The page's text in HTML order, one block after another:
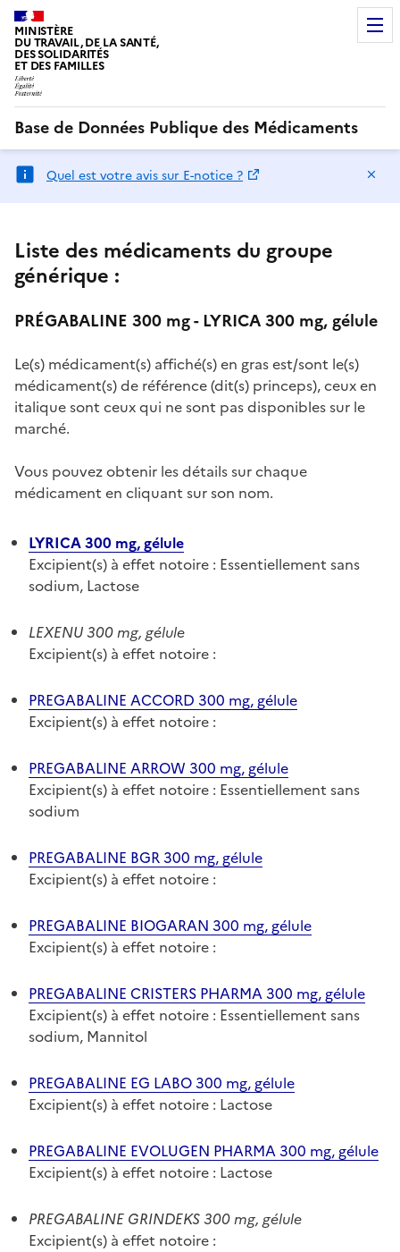
MINISTÈRE
DU TRAVAIL, DE LA SANTÉ,
DES SOLIDARITÉS
ET DES FAMILLES
Base de Données Publique des Médicaments
Quel est votre avis sur E-notice ?
Liste des médicaments du groupe
générique :
PRÉGABALINE 300 mg - LYRICA 300 mg, gélule
Le(s) médicament(s) affiché(s) en gras est/sont le(s)
médicament(s) de référence (dit(s) princeps), ceux en
italique sont ceux qui ne sont pas disponibles sur le
marché.
Vous pouvez obtenir les détails sur chaque
médicament en cliquant sur son nom.
LYRICA 300 mg, gélule
Excipient(s) à effet notoire : Essentiellement sans
sodium, Lactose
LEXENU 300 mg, gélule
Excipient(s) à effet notoire :
PREGABALINE ACCORD 300 mg, gélule
Excipient(s) à effet notoire :
PREGABALINE ARROW 300 mg, gélule
Excipient(s) à effet notoire : Essentiellement sans
sodium
PREGABALINE BGR 300 mg, gélule
Excipient(s) à effet notoire :
PREGABALINE BIOGARAN 300 mg, gélule
Excipient(s) à effet notoire :
PREGABALINE CRISTERS PHARMA 300 mg, gélule
Excipient(s) à effet notoire : Essentiellement sans
sodium, Mannitol
PREGABALINE EG LABO 300 mg, gélule
Excipient(s) à effet notoire : Lactose
PREGABALINE EVOLUGEN PHARMA 300 mg, gélule
Excipient(s) à effet notoire : Lactose
PREGABALINE GRINDEKS 300 mg, gélule
Excipient(s) à effet notoire :